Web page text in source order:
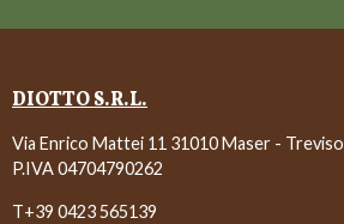
DIOTTO S.R.L.
Via Enrico Mattei 11 31010 Maser - Treviso
P.IVA 04704790262
T+39 0423 565139